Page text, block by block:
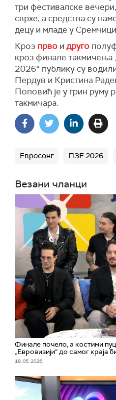
три фестивалске
сврхе, а средства су
децу и младе у
Кроз прво и друго
кроз финале такмичења
2026“ публику су
Пердув и Кристина
Поповић је у грин руму
такмичара.
Евросонг ПЗЕ 2026
Везани чланци
Финале почело, а костими
„Евровизији“ до самог краја
18. 05. 2026.